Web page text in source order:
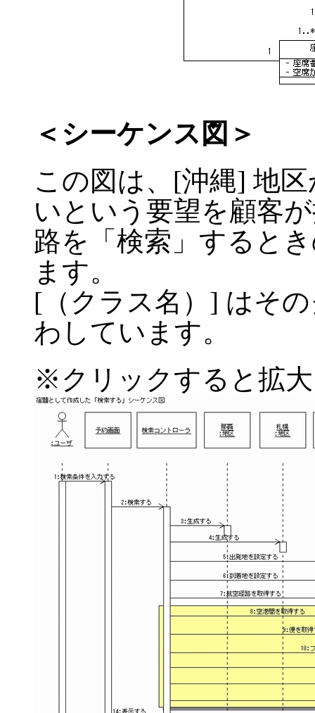
＜シーケンス図＞
この図は、[沖縄] 地
いという要望を顧客
路を「検索」すると
ます。
[（クラス名）] はそ
わしています。
※クリックすると拡